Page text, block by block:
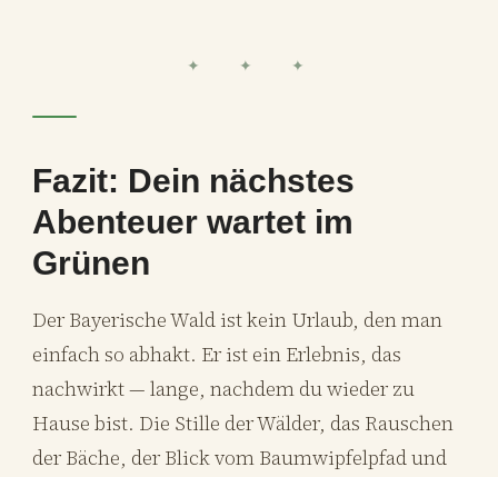
✦ ✦ ✦
Fazit: Dein nächstes
Abenteuer wartet im
Grünen
Der Bayerische Wald ist kein Urlaub, den man
einfach so abhakt. Er ist ein Erlebnis, das
nachwirkt — lange, nachdem du wieder zu
Hause bist. Die Stille der Wälder, das Rauschen
der Bäche, der Blick vom Baumwipfelpfad und